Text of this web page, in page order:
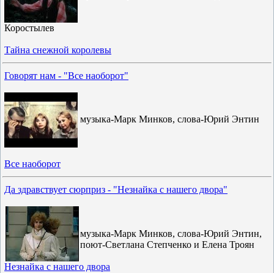
Коростылев
Тайна снежной королевы
Говорят нам - "Все наоборот"
музыка-Марк Минков, слова-Юрий Энтин
Все наоборот
Да здравствует сюрприз - "Незнайка с нашего двора"
музыка-Марк Минков, слова-Юрий Энтин,
поют-Светлана Степченко и Елена Троян
Незнайка с нашего двора